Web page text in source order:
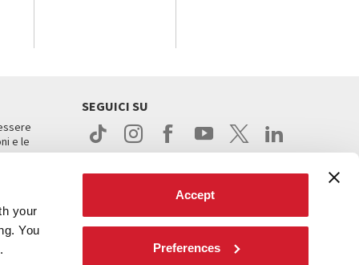
your
You
Accept
Preferences
e le
SEGUICI SU